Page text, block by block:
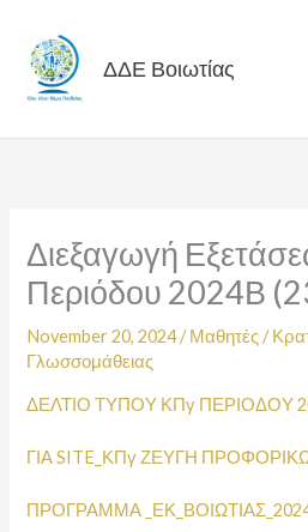
content
ΔΔΕ Βοιωτίας
Διεξαγωγή
Περιόδου 2024Β
November 20, 2024/Μαθητές/
Γλωσσομάθειας
ΔΕΛΤΙΟ ΤΥΠΟΥ ΚΠγ ΠΕΡΙΟΔΟΥ
ΓΙΑ SITE_ΚΠγ ΖΕΥΓΗ
ΠΡΟΓΡΑΜΜΑ